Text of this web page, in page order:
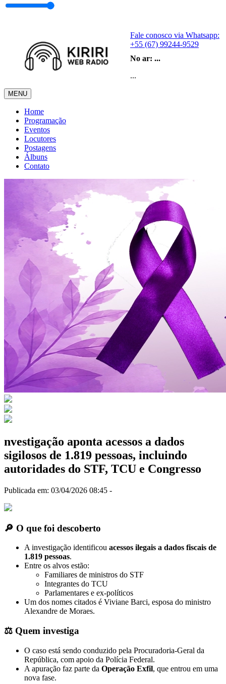
Fale conosco via Whatsapp:
+55 (67) 99244-9529
No ar: ...
...
MENU
Home
Programação
Eventos
Locutores
Postagens
Álbuns
Contato
nvestigação aponta acessos a dados
sigilosos de 1.819 pessoas, incluindo
autoridades do STF, TCU e Congresso
Publicada em: 03/04/2026 08:45 -
🔎 O que foi descoberto
A investigação identificou acessos ilegais a dados fiscais de
1.819 pessoas.
Entre os alvos estão:
Familiares de ministros do STF
Integrantes do TCU
Parlamentares e ex-políticos
Um dos nomes citados é Viviane Barci, esposa do ministro
Alexandre de Moraes.
⚖️ Quem investiga
O caso está sendo conduzido pela Procuradoria-Geral da
República, com apoio da Polícia Federal.
A apuração faz parte da Operação Exfil, que entrou em uma
nova fase.